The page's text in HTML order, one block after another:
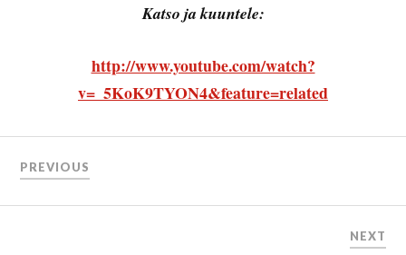
Katso ja kuuntele:
http://www.youtube.com/watch?
v=_5KoK9TYON4&feature=related
PREVIOUS
NEXT